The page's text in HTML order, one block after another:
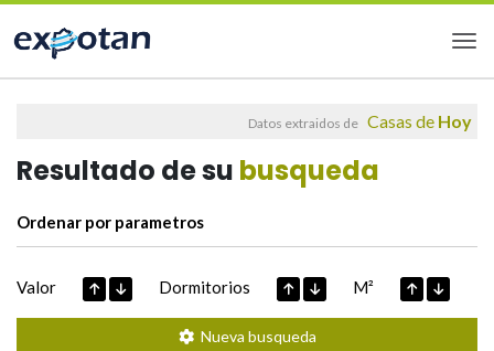
Datos extraidos de Casas de Hoy
Resultado de su busqueda
Ordenar por parametros
Valor Dormitorios M²
Nueva busqueda